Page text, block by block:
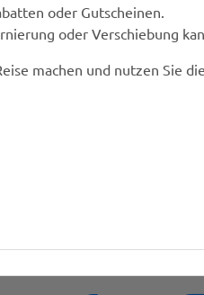
oder Gutscheinen.
oder Verschiebung
machen und nutzen Sie